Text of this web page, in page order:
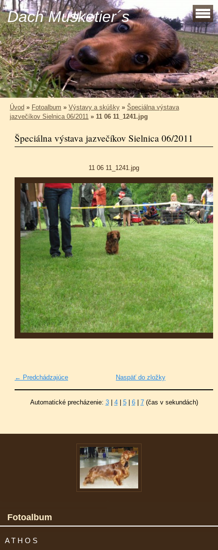
Dach Musketier´s
Úvod » Fotoalbum » Výstavy a skúšky » Špeciálna výstava
jazvečíkov Sielnica 06/2011 » 11 06 11_1241.jpg
Špeciálna výstava jazvečíkov Sielnica 06/2011
11 06 11_1241.jpg
← Predchádzajúce Naspäť do zložky
Automatické precházenie: 3| 4| 5| 6| 7(čas v sekundách)
Fotoalbum
A T H O S